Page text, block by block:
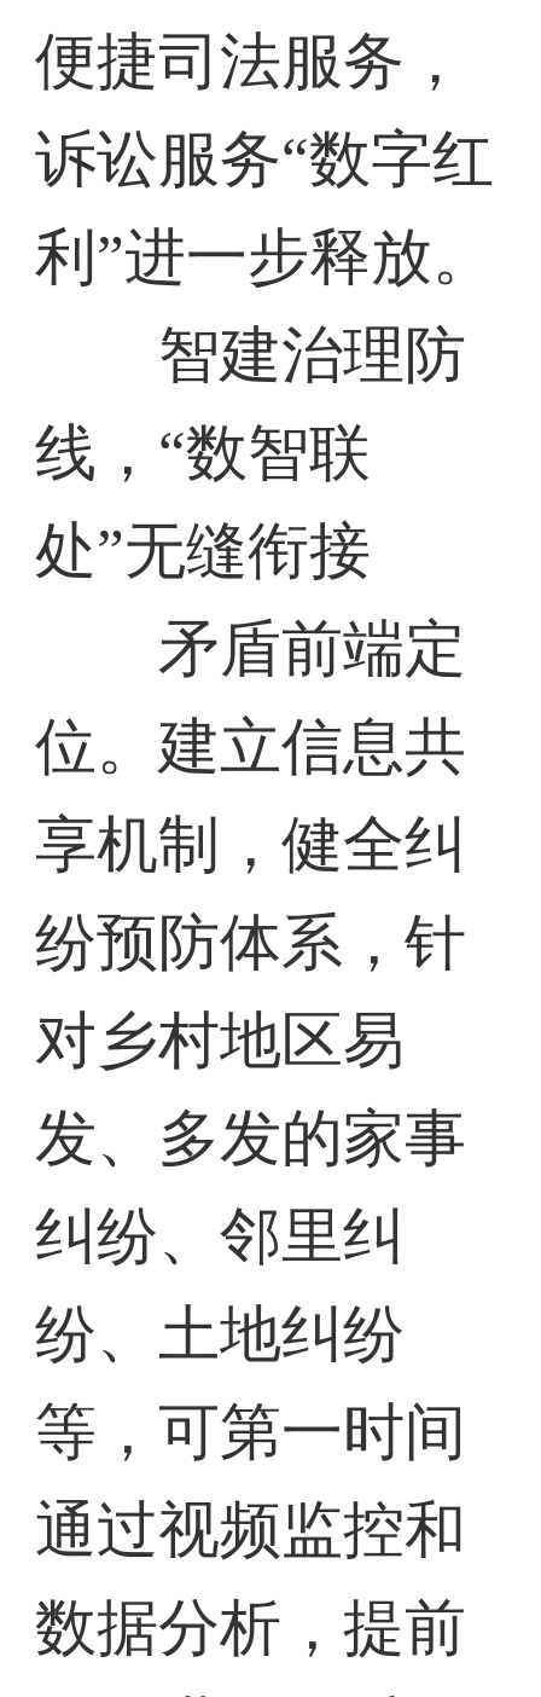
便捷司法服务，
诉讼服务“数字红
利”进一步释放。
智建治理防
线，“数智联
处”无缝衔接
矛盾前端定
位。建立信息共
享机制，健全纠
纷预防体系，针
对乡村地区易
发、多发的家事
纠纷、邻里纠
纷、土地纠纷
等，可第一时间
通过视频监控和
数据分析，提前